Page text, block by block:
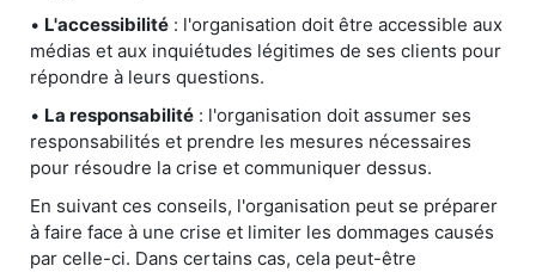
• L'accessibilité : l'organisation doit être accessible aux
médias et aux inquiétudes légitimes de ses clients pour
répondre à leurs questions.
• La responsabilité : l'organisation doit assumer ses
responsabilités et prendre les mesures nécessaires
pour résoudre la crise et communiquer dessus.
En suivant ces conseils, l'organisation peut se préparer
à faire face à une crise et limiter les dommages causés
par celle-ci. Dans certains cas, cela peut-être